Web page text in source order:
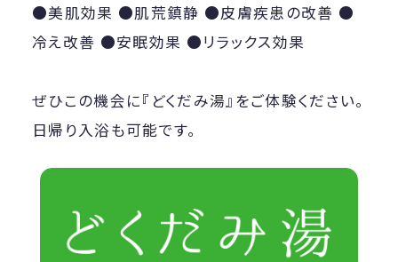
●美肌効果 ●肌荒鎮静 ●皮膚疾患の改善 ●
冷え改善 ●安眠効果 ●リラックス効果
ぜひこの機会に『どくだみ湯』をご体験ください。
日帰り入浴も可能です。